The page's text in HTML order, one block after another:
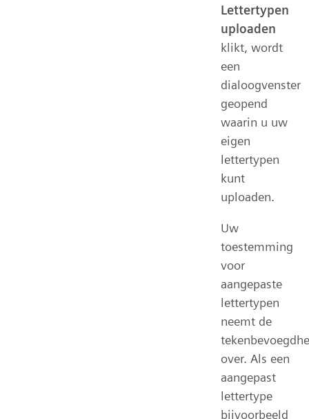
Lettertypen
uploaden
klikt, wordt
een
dialoogvenster
geopend
waarin u uw
eigen
lettertypen
kunt
uploaden.
Uw
toestemming
voor
aangepaste
lettertypen
neemt de
over. Als een
aangepast
lettertype
bijvoorbeeld